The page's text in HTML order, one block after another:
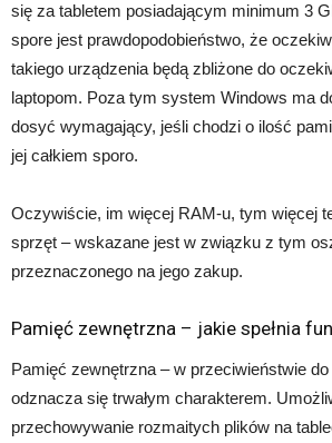
się za tabletem posiadającym minimum 3
spore jest prawdopodobieństwo, że
takiego urządzenia będą zbliżone do
laptopom. Poza tym system Windows ma
dosyć wymagający, jeśli chodzi o ilość
jej całkiem sporo.
Oczywiście, im więcej RAM-u, tym więcej
sprzęt – wskazane jest w związku z tym
przeznaczonego na jego zakup.
Pamięć zewnętrzna – jakie spełnia
Pamięć zewnętrzna – w przeciwieństwie
odznacza się trwałym charakterem.
przechowywanie rozmaitych plików na